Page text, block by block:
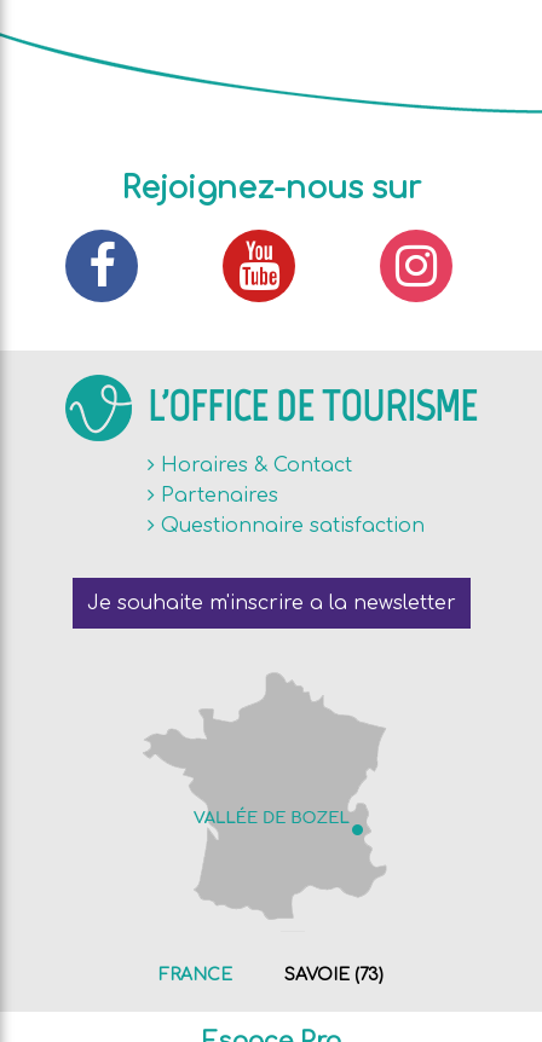
Rejoignez-nous sur
L'OFFICE DE TOURISME
Horaires & Contact
Partenaires
Questionnaire satisfaction
Je souhaite m'inscrire a la newsletter
FRANCE SAVOIE (73)